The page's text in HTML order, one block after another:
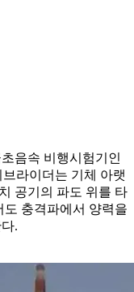
음속 비행시험기인
라이더는 기체 아랫
공기의 파도 위를 타
충격파에서 양력을
.